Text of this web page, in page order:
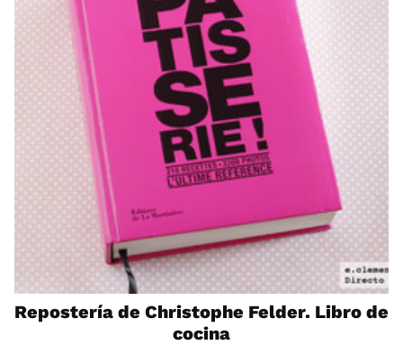
Repostería de Christophe Felder. Libro de
cocina